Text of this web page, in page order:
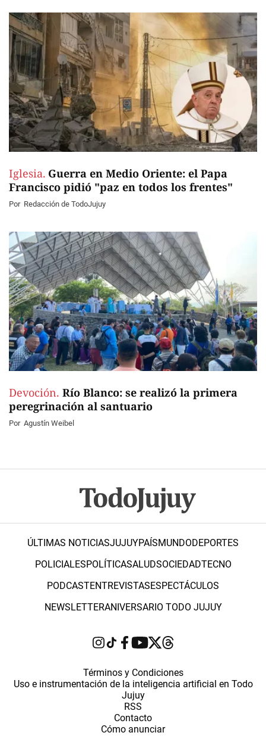
Iglesia. Guerra en Medio Oriente: el Papa
Francisco pidió "paz en todos los frentes"
Por Redacción de TodoJujuy
Devoción. Río Blanco: se realizó la primera
peregrinación al santuario
Por Agustín Weibel
ÚLTIMAS NOTICIASJUJUYPAÍSMUNDODEPORTES
POLICIALESPOLÍTICASALUDSOCIEDADTECNO
PODCASTENTREVISTASESPECTÁCULOS
NEWSLETTERANIVERSARIO TODO JUJUY
Términos y Condiciones
Uso e instrumentación de la inteligencia artificial en Todo
Jujuy
RSS
Contacto
Cómo anunciar